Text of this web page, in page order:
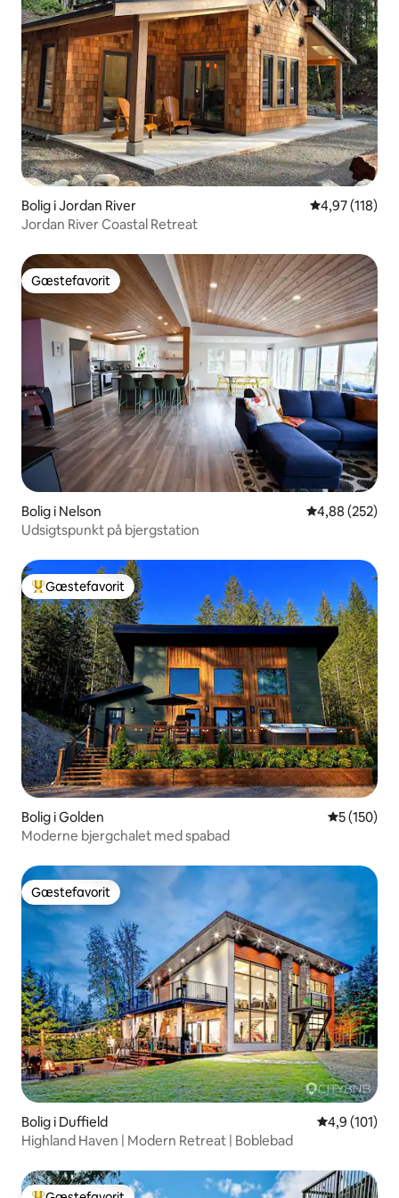
Bolig i Jordan River 4,97 ud af 5 i
4,97 (118)
Jordan River Coastal Retreat
Gæstefavorit
Gæstefavorit
Bolig i Nelson 4,88 ud af 5 i
4,88 (252)
Udsigtspunkt på bjergstation
Bedste gæstefavorit
Gæstefavorit
Bolig i Golden 5 ud af 5 i
5 (150)
Moderne bjergchalet med spabad
Gæstefavorit
Gæstefavorit
Bolig i Duffield 4,9 ud af 5 i
4,9 (101)
Highland Haven | Modern Retreat | Boblebad